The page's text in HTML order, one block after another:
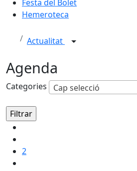
Festa del Bolet
Hemeroteca
Actualitat
Agenda
Categories Cap selecció
2